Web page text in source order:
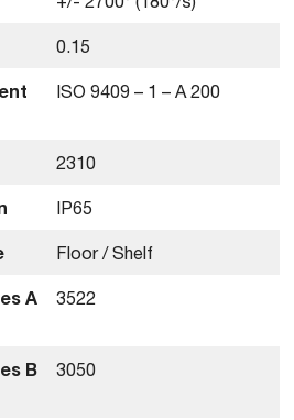
0.15
ISO 9409 – 1 – A 200
2310
IP65
Floor / Shelf
A
3522
B
3050